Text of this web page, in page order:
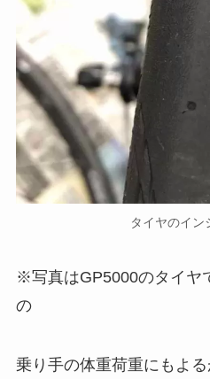
タイヤのイン
※写真はGP5000のタイヤ
の
乗り手の体重荷重にもよ